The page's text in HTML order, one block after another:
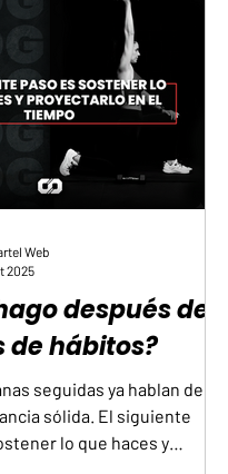
físico, esto ayuda a
constancia y
Al contar los intentos,
una visión más precisa del
que se está realizando y
dis
después de
de hábitos?
seguidas ya hablan de
sólida. El siguiente
lo que haces y
Web
2025